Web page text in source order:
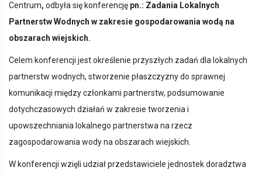
Centrum, odbyła się konferencję pn.: Zadania Lokalnych
Partnerstw Wodnych w zakresie gospodarowania wodą na
obszarach wiejskich.
Celem konferencji jest określenie przyszłych zadań dla lokalnych
partnerstw wodnych, stworzenie płaszczyzny do sprawnej
komunikacji między członkami partnerstw, podsumowanie
dotychczasowych działań w zakresie tworzenia i
upowszechniania lokalnego partnerstwa na rzecz
zagospodarowania wody na obszarach wiejskich.
W konferencji wzięli udział przedstawiciele jednostek doradztwa